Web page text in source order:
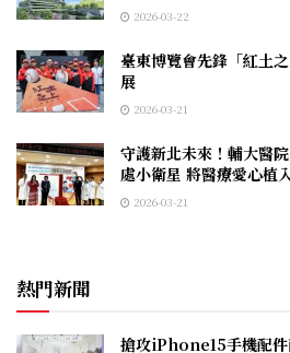
2026-03-22
臺東博覽會先鋒「紅土
展
2026-03-21
守護新北未來！輔大醫
處小衛星 將醫療愛心植
2026-03-21
熱門新聞
搶攻iPhone15手機配